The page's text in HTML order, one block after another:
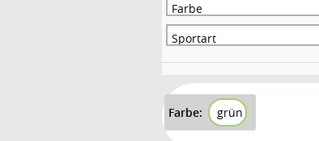
Farbe
Sportart
Farbe: grün